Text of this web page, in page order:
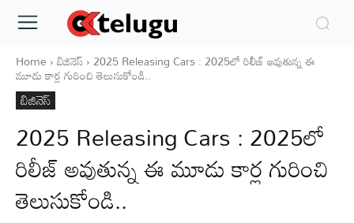
Home బిజినెస్ 2025 Releasing Cars : 2025లో రిలీజ్ అవుతున్న ఈ
మూడు కార్ల గురించి తెలుసుకోండి..
బిజినెస్
2025 Releasing Cars : 2025లో
రిలీజ్ అవుతున్న ఈ మూడు కార్ల గురించి
తెలుసుకోండి..